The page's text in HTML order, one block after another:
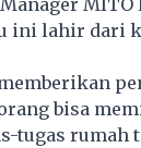
ini lahir dari
bisa
tugas rumah